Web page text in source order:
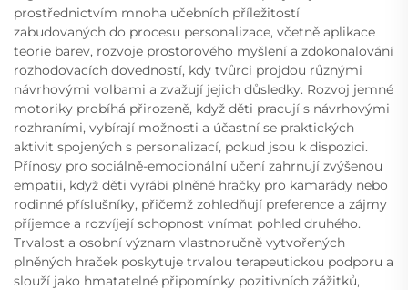
prostřednictvím mnoha učebních příležitostí
zabudovaných do procesu personalizace, včetně aplikace
teorie barev, rozvoje prostorového myšlení a zdokonalování
rozhodovacích dovedností, kdy tvůrci projdou různými
návrhovými volbami a zvažují jejich důsledky. Rozvoj jemné
motoriky probíhá přirozeně, když děti pracují s návrhovými
rozhraními, vybírají možnosti a účastní se praktických
aktivit spojených s personalizací, pokud jsou k dispozici.
Přínosy pro sociálně-emocionální učení zahrnují zvýšenou
empatii, když děti vyrábí plněné hračky pro kamarády nebo
rodinné příslušníky, přičemž zohledňují preference a zájmy
příjemce a rozvíjejí schopnost vnímat pohled druhého.
Trvalost a osobní význam vlastnoručně vytvořených
plněných hraček poskytuje trvalou terapeutickou podporu a
slouží jako hmatatelné připomínky pozitivních zážitků,